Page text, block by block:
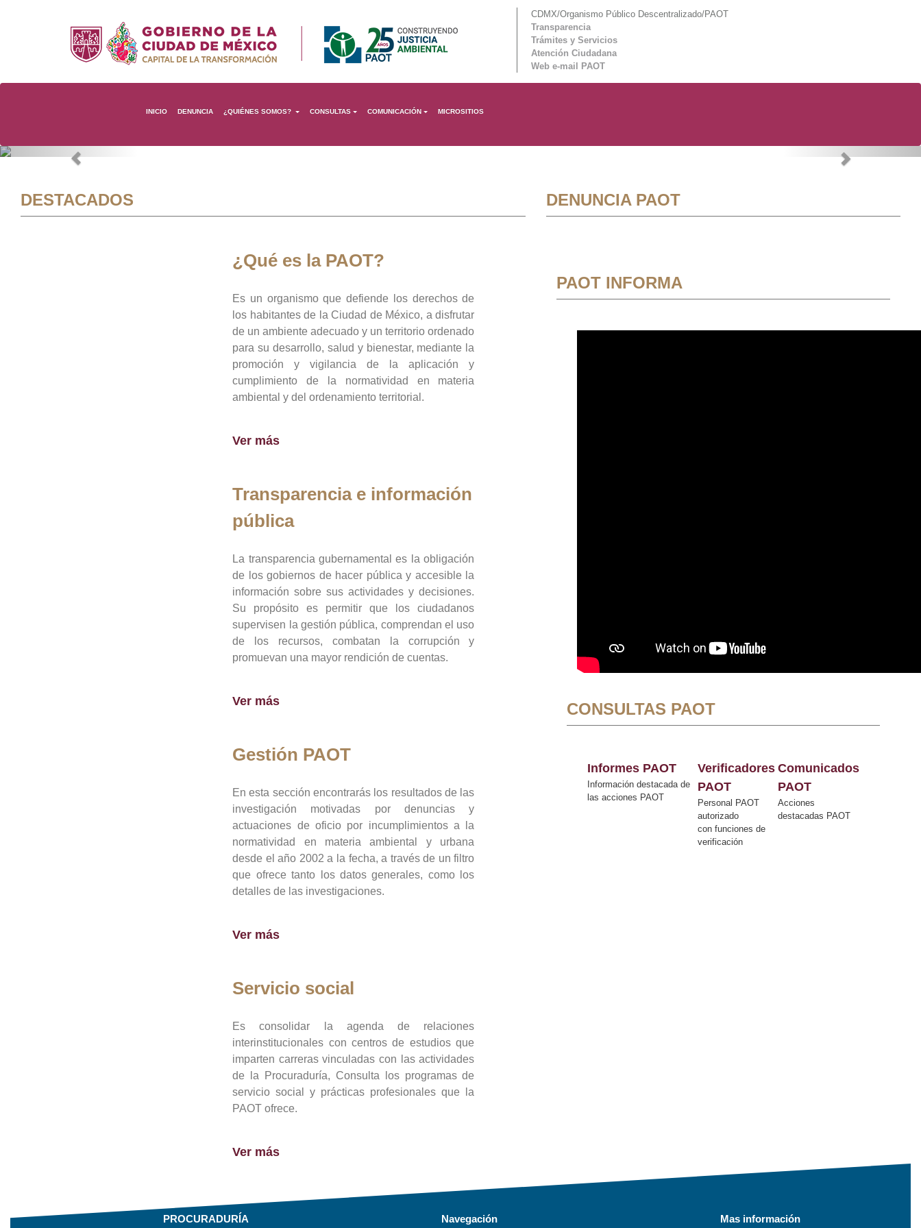
CDMX/Organismo Público Descentralizado/PAOT
Transparencia
Trámites y Servicios
Atención Ciudadana
Web e-mail PAOT
INICIO DENUNCIA ¿QUIÉNES SOMOS? CONSULTAS COMUNICACIÓN MICROSITIOS
Previous Next
DESTACADOS
¿Qué es la PAOT?
Es un organismo que defiende los derechos de
los habitantes de la Ciudad de México, a disfrutar
de un ambiente adecuado y un territorio ordenado
para su desarrollo, salud y bienestar, mediante la
promoción y vigilancia de la aplicación y
cumplimiento de la normatividad en materia
ambiental y del ordenamiento territorial.
Ver más
Transparencia e información
pública
La transparencia gubernamental es la obligación
de los gobiernos de hacer pública y accesible la
información sobre sus actividades y decisiones.
Su propósito es permitir que los ciudadanos
supervisen la gestión pública, comprendan el uso
de los recursos, combatan la corrupción y
promuevan una mayor rendición de cuentas.
Ver más
Gestión PAOT
En esta sección encontrarás los resultados de las
investigación motivadas por denuncias y
actuaciones de oficio por incumplimientos a la
normatividad en materia ambiental y urbana
desde el año 2002 a la fecha, a través de un filtro
que ofrece tanto los datos generales, como los
detalles de las investigaciones.
Ver más
Servicio social
Es consolidar la agenda de relaciones
interinstitucionales con centros de estudios que
imparten carreras vinculadas con las actividades
de la Procuraduría, Consulta los programas de
servicio social y prácticas profesionales que la
PAOT ofrece.
Ver más
DENUNCIA PAOT
PAOT INFORMA
CONSULTAS PAOT
Informes PAOT
Información destacada de
las acciones PAOT
Verificadores
PAOT
Personal PAOT
autorizado
con funciones de
verificación
Comunicados
PAOT
Acciones
destacadas PAOT
PROCURADURÍA Navegación Mas información